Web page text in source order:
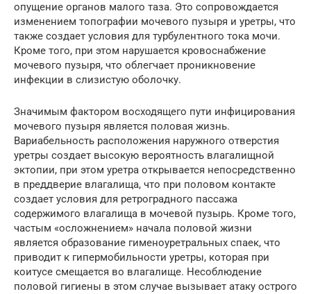
опущение органов малого таза. Это сопровождается
изменением топографии мочевого пузыря и уретры, что
также создает условия для турбулентного тока мочи.
Кроме того, при этом нарушается кровоснабжение
мочевого пузыря, что облегчает проникновение
инфекции в слизистую оболочку.
Значимым фактором восходящего пути инфицирования
мочевого пузыря является половая жизнь.
Вариабельность расположения наружного отверстия
уретры создает высокую вероятность влагалищной
эктопии, при этом уретра открывается непосредственно
в преддверие влагалища, что при половом контакте
создает условия для ретроградного пассажа
содержимого влагалища в мочевой пузырь. Кроме того,
частым «осложнением» начала половой жизни
является образование гименоуретральных спаек, что
приводит к гипермобильности уретры, которая при
коитусе смещается во влагалище. Несоблюдение
половой гигиены в этом случае вызывает атаку острого